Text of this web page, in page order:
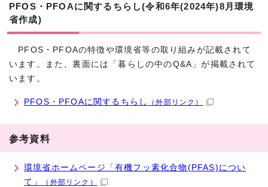
PFOS・PFOAに関するちらし(令和6年(2024年)8月環境
省作成)
PFOS・PFOAの特徴や環境省等の取り組みが記載されて
います。また、裏面には「暮らしの中のQ&A」が掲載されて
います。
PFOS・PFOAに関するちらし （外部リンク）
参考資料
環境省ホームページ「有機フッ素化合物(PFAS)につい
て」
（外部リンク）